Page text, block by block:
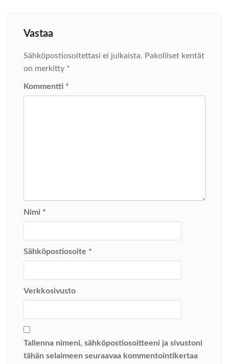
Vastaa
Sähköpostiosoitettasi ei julkaista. Pakolliset kentät
on merkitty *
Kommentti *
Nimi *
Sähköpostiosoite *
Verkkosivusto
Tallenna nimeni, sähköpostiosoitteeni ja sivustoni
tähän selaimeen seuraavaa kommentointikertaa